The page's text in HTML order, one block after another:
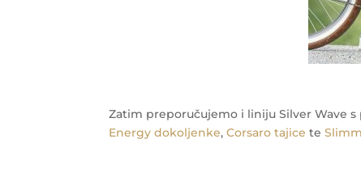
Zatim preporučujemo i liniju Silver Wave
Energy dokoljenke,Corsaro tajice te